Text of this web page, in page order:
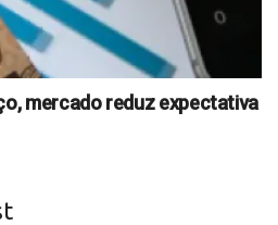
mercado reduz expectativa